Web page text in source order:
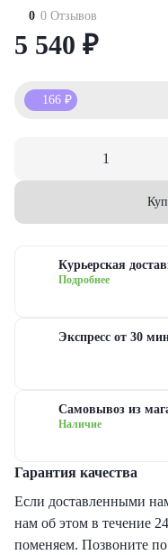
из гвоздик
из лизиантусов
с альстромерией
с гипсофилами
с лилиями
с пионами
с герберами
наборы
флористика
рождения
0 0 Отзывов
5 540 ₽
166 ₽
Курьерская
Подробнее
Экспресс от 30
Самовывоз из
Наличие
Гарантия качества
Если доставленными
нам об этом в течение
поменяем. Позвоните